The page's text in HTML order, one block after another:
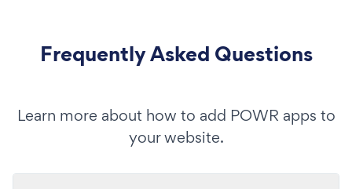
Frequently Asked Questions
Learn more about how to add POWR apps to
your website.